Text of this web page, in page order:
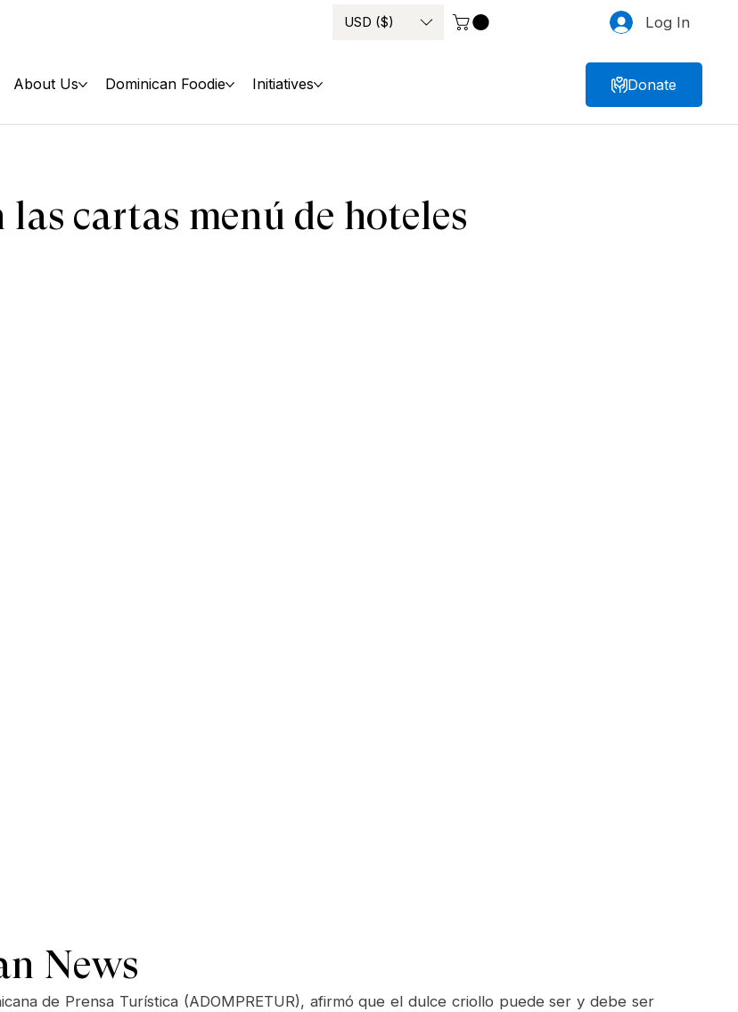
USD ($) Log In
About Us Dominican Foodie Initiatives Donate
cartas menú de hoteles
News
de Prensa Turística (ADOMPRETUR), afirmó que el dulce criollo puede ser y debe ser